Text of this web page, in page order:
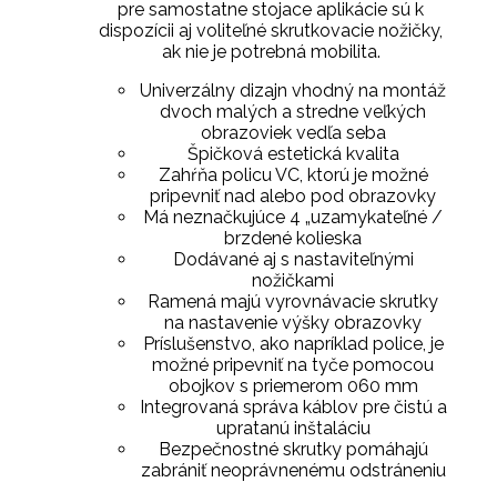
pre samostatne stojace aplikácie sú k
dispozícii aj voliteľné skrutkovacie nožičky,
ak nie je potrebná mobilita.
Univerzálny dizajn vhodný na montáž
dvoch malých a stredne veľkých
obrazoviek vedľa seba
Špičková estetická kvalita
Zahŕňa policu VC, ktorú je možné
pripevniť nad alebo pod obrazovky
Má neznačkujúce 4 „uzamykateľné /
brzdené kolieska
Dodávané aj s nastaviteľnými
nožičkami
Ramená majú vyrovnávacie skrutky
na nastavenie výšky obrazovky
Príslušenstvo, ako napríklad police, je
možné pripevniť na tyče pomocou
obojkov s priemerom 060 mm
Integrovaná správa káblov pre čistú a
upratanú inštaláciu
Bezpečnostné skrutky pomáhajú
zabrániť neoprávnenému odstráneniu